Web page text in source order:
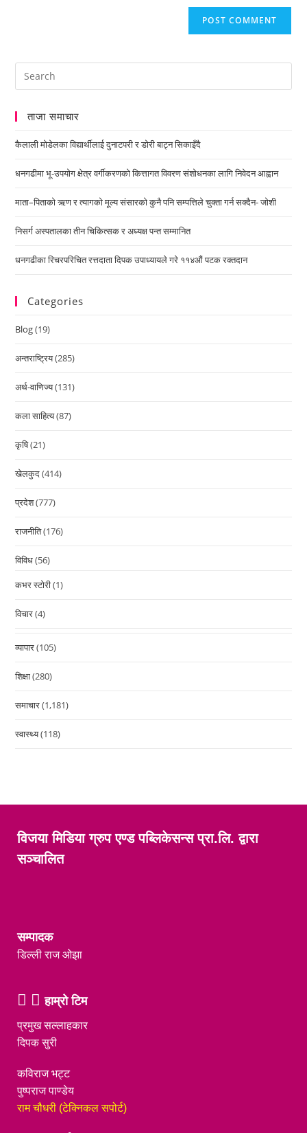
ताजा समाचार
कैलाली मोडेलका विद्यार्थीलाई दुनाटपरी र डोरी बाट्न सिकाइँदै
धनगढीमा भू-उपयोग क्षेत्र वर्गीकरणको कित्तागत विवरण संशोधनका लागि निवेदन आह्वान
माता–पिताको ऋण र त्यागको मूल्य संसारको कुनै पनि सम्पत्तिले चुक्ता गर्न सक्दैन- जोशी
निसर्ग अस्पतालका तीन चिकित्सक र अध्यक्ष पन्त सम्मानित
धनगढीका रिचरपरिचित रत्तदाता दिपक उपाध्यायले गरे ११४औं पटक रक्तदान
Categories
Blog(19)
अन्तराष्ट्रिय(285)
अर्थ-वाणिज्य(131)
कला साहित्य(87)
कृषि(21)
खेलकुद(414)
प्रदेश(777)
राजनीति(176)
विविध(56)
कभर स्टोरी(1)
विचार(4)
व्यापार(105)
शिक्षा(280)
समाचार(1,181)
स्वास्थ्य(118)
विजया मिडिया ग्रुप एण्ड पब्लिकेसन्स प्रा.लि. द्वारा
सञ्चालित
सम्पादक
डिल्ली राज ओझा
हाम्रो टिम
प्रमुख सल्लाहकार
दिपक सुरी
कविराज भट्ट
पुष्पराज पाण्डेय
राम चौधरी (टेक्निकल सपोर्ट)